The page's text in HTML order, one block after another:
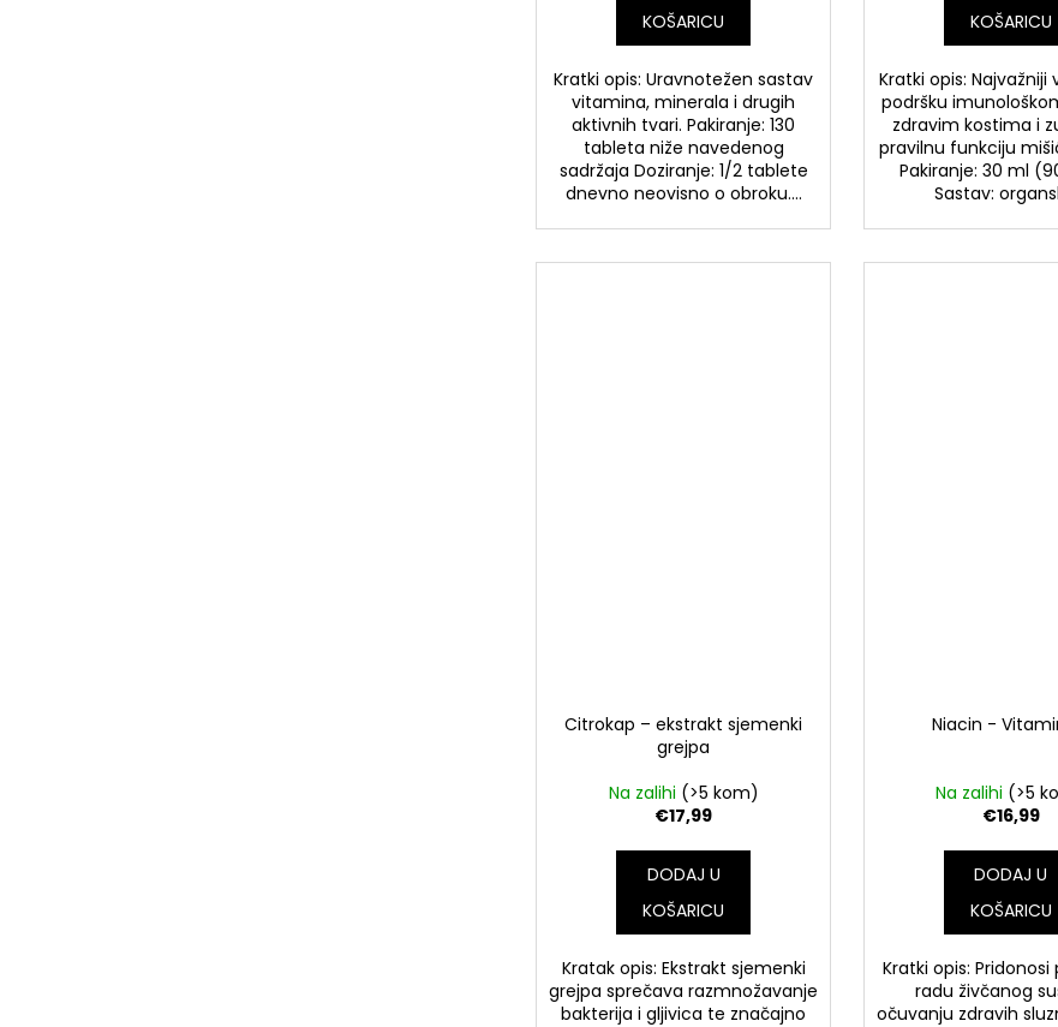
KOŠARICU
Kratki opis: Uravnotežen sastav
vitamina, minerala i drugih
aktivnih tvari. Pakiranje: 130
tableta niže navedenog
sadržaja Doziranje: 1/2 tablete
dnevno neovisno o obroku....
KOŠARICU
Kratki opis: Najvažniji
podršku
zdravim kostima i
pravilnu funkciju
Pakiranje: 30 ml
Sastav:
Citrokap – ekstrakt sjemenki
grejpa
Na zalihi (>5 kom)
€17,99
DODAJ U
KOŠARICU
Kratak opis: Ekstrakt sjemenki
grejpa sprečava razmnožavanje
bakterija i gljivica te značajno
Niacin -
Na zalihi (>5
€16,99
DODAJ U
KOŠARICU
Kratki opis:
radu živčanog
očuvanju zdravih